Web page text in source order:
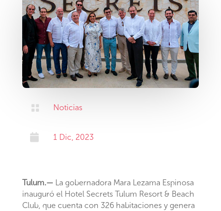
 Noticias
 1 Dic, 2023
Tulum.— La gobernadora Mara Lezama Espinosa
inauguró el Hotel Secrets Tulum Resort & Beach
Club, que cuenta con 326 habitaciones y genera